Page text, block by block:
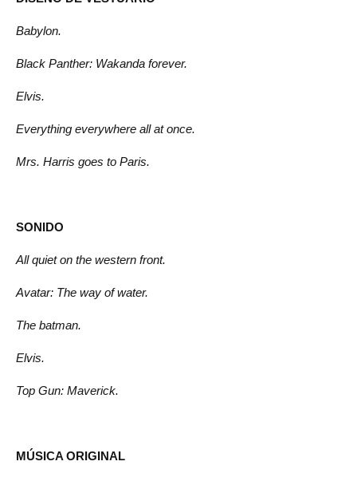
Babylon.
Black Panther: Wakanda forever.
Elvis.
Everything everywhere all at once.
Mrs. Harris goes to Paris.
SONIDO
All quiet on the western front.
Avatar: The way of water.
The batman.
Elvis.
Top Gun: Maverick.
MÚSICA ORIGINAL